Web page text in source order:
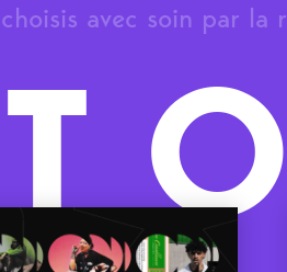
avec soin par la